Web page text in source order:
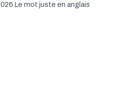
Le mot juste en anglais